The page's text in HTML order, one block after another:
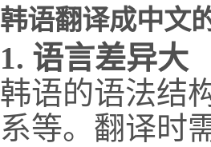
韩语翻译成中文
1. 语言差异大
韩语的语法结
系等。翻译时